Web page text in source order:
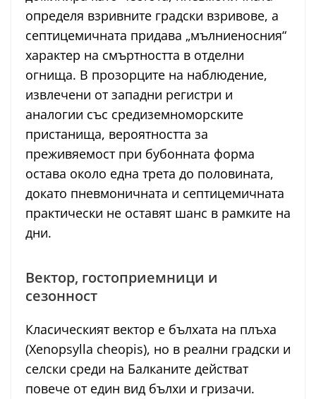
определя взривните градски взривове, а
септицемичната придава „мълниеносния“
характер на смъртността в отделни
огнища. В прозорците на наблюдение,
извлечени от западни регистри и
аналогии със средиземноморските
пристанища, вероятността за
преживяемост при бубонната форма
остава около една трета до половината,
докато пневмоничната и септицемичната
практически не оставят шанс в рамките на
дни.
Вектор, гостоприемници и
сезонност
Класическият вектор е бълхата на плъха
(Xenopsylla cheopis), но в реални градски и
селски среди на Балканите действат
повече от един вид бълхи и гризачи.